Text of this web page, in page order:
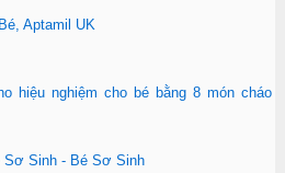
Aptamil UK
hiệu nghiệm cho bé bằng 8 món cháo
Sơ Sinh - Bé Sơ Sinh